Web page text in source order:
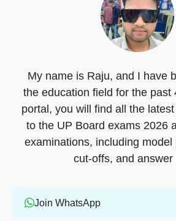
My name is Raju, and I have
the education field for the past
portal, you will find all the
to the UP Board exams 2026
examinations, including model
cut-offs, and answer
Join WhatsApp